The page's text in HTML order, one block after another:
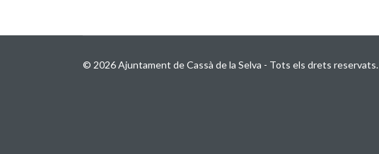
© 2026 Ajuntament de Cassà de la Selva - Tots els drets reservats.